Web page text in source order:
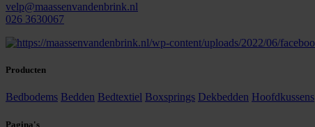
velp@maassenvandenbrink.nl
026 3630067
Producten
Bedbodems Bedden Bedtextiel Boxsprings Dekbedden Hoofdkussens
Pagina's